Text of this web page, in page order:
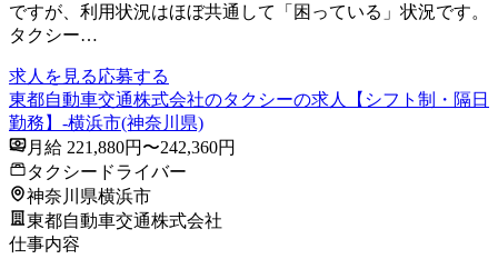
ですが、利用状況はほぼ共通して「困っている」状況です。
タクシー…
求人を見る応募する
東都自動車交通株式会社のタクシーの求人【シフト制・隔日
勤務】-横浜市(神奈川県)
月給 221,880円〜242,360円
タクシードライバー
神奈川県横浜市
東都自動車交通株式会社
仕事内容